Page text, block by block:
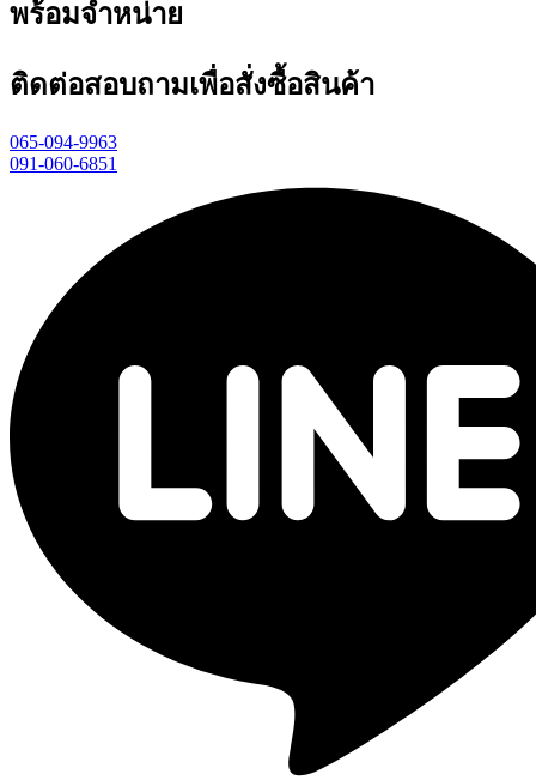
พร้อมจำหน่าย
ติดต่อสอบถามเพื่อสั่งซื้อสินค้า
065-094-9963
091-060-6851